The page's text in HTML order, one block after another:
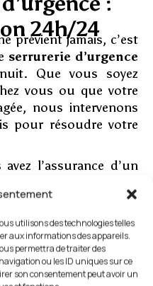
utilisons des technologies telles
aux informations des appareils.
permettra de traiter des
ou les ID uniques sur ce
son consentement peut avoir un
24h/24
prévient jamais, c’est
serrurerie d’urgence
Que vous soyez
vous ou que votre
nous intervenons
pour résoudre votre
l’assurance d’un
face à toutes les
serrure standard
Contactez-nous
intervention rapide à